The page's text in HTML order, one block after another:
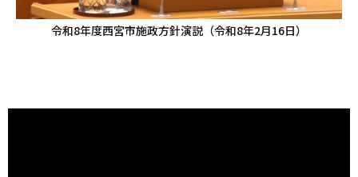
令和8年度西宮市施政方針演説（令和8年2月16日）